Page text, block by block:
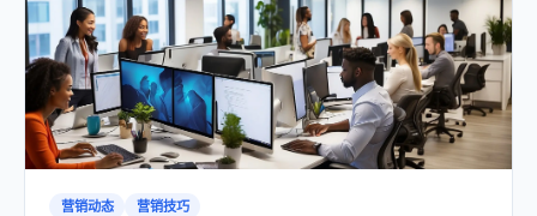
营销动态 营销技巧